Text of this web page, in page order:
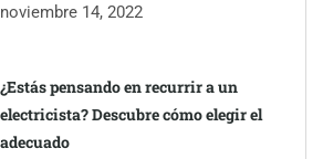
noviembre 14, 2022
¿Estás pensando en recurrir a un
electricista? Descubre cómo elegir el
adecuado